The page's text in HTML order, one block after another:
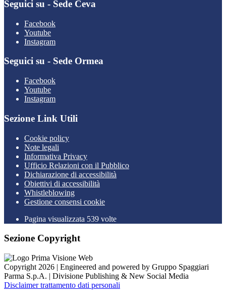
Seguici su - Sede Ceva
Facebook
Youtube
Instagram
Seguici su - Sede Ormea
Facebook
Youtube
Instagram
Sezione Link Utili
Cookie policy
Note legali
Informativa Privacy
Ufficio Relazioni con il Pubblico
Dichiarazione di accessibilità
Obiettivi di accessibilità
Whistleblowing
Gestione consensi cookie
Pagina visualizzata 539 volte
Sezione Copyright
Copyright 2026 | Engineered and powered by Gruppo Spaggiari
Parma S.p.A. | Divisione Publishing & New Social Media
Disclaimer trattamento dati personali